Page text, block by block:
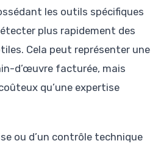
les outils spécifiques
plus rapidement des
Cela peut représenter une
d’œuvre facturée, mais
qu’une expertise
ou d’un contrôle technique